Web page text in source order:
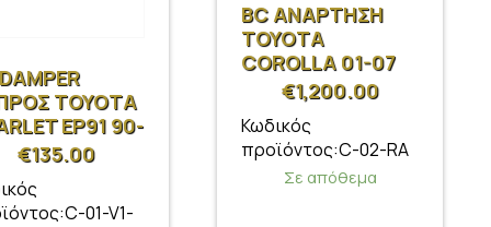
TOYOTA
EP91 90-
€135.00
01-V1-
BC ΑΝΑΡΤΗΣΗ
TOYOTA
COROLLA 01-07
€1,200.00
Κωδικός
προϊόντος:C-02-RA
Σε απόθεμα